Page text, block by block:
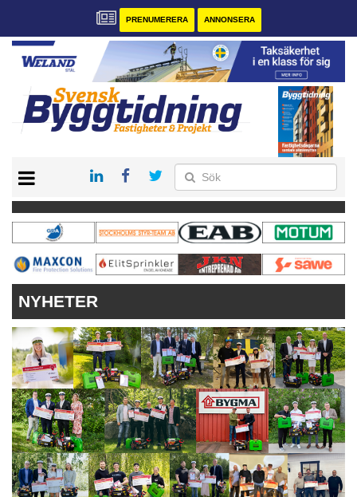
PRENUMERERA ANNONSERA
PRENUMERERA
VÅRA ANDRA MAGASIN
ANNONSERA
NYHETER